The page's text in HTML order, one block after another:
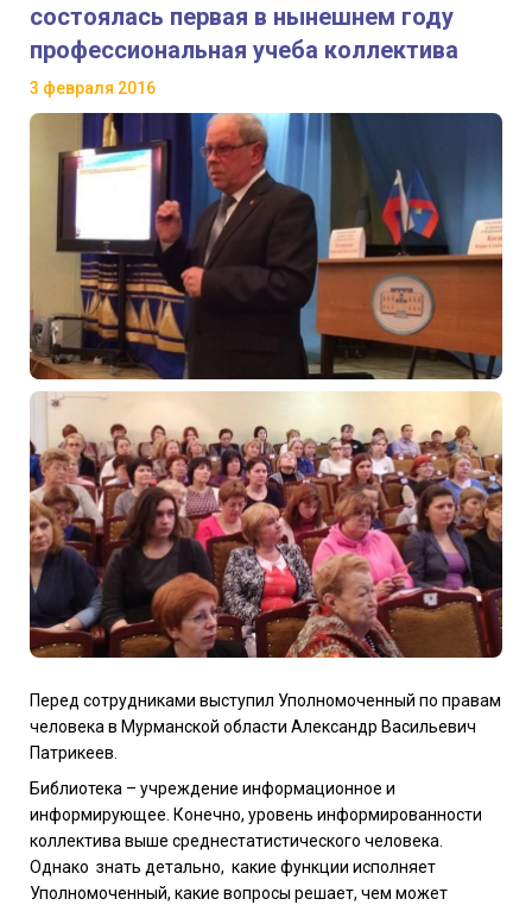
состоялась первая в нынешнем году
профессиональная учеба коллектива
3 февраля 2016
Перед сотрудниками выступил Уполномоченный по правам
человека в Мурманской области Александр Васильевич
Патрикеев.
Библиотека – учреждение информационное и
информирующее. Конечно, уровень информированности
коллектива выше среднестатистического человека.
Однако знать детально, какие функции исполняет
Уполномоченный, какие вопросы решает, чем может